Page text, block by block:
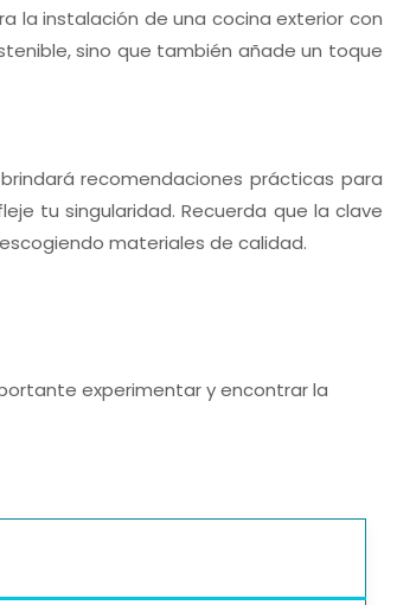
la instalación de una cocina exterior con
sino que también añade un toque
recomendaciones prácticas para
tu singularidad. Recuerda que la clave
materiales de calidad.
experimentar y encontrar la